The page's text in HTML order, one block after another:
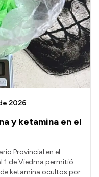
y ketamina en el
2026
Provincial en el
1 de Viedma permitió
ketamina ocultos por